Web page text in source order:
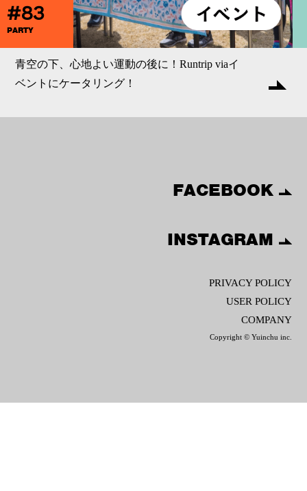
#83
PARTY
青空の下、心地よい運動の後に！Runtrip viaイ
ベントにケータリング！
FACEBOOK
INSTAGRAM
PRIVACY POLICY
USER POLICY
COMPANY
Copyright © Yuinchu inc.